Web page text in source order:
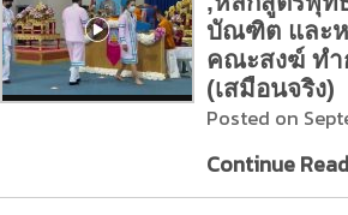
บัณฑิต และห
คณะสงฆ์ ท
(เสมือนจริง)
Posted on
Continue